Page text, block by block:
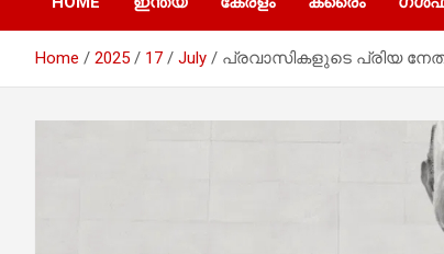
Home 2025 17 July പ്രവാസികളുടെ പ്രിയ